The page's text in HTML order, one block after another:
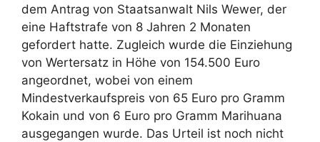
dem Antrag von Staatsanwalt Nils Wewer, der
eine Haftstrafe von 8 Jahren 2 Monaten
gefordert hatte. Zugleich wurde die Einziehung
von Wertersatz in Höhe von 154.500 Euro
angeordnet, wobei von einem
Mindestverkaufspreis von 65 Euro pro Gramm
Kokain und von 6 Euro pro Gramm Marihuana
ausgegangen wurde. Das Urteil ist noch nicht